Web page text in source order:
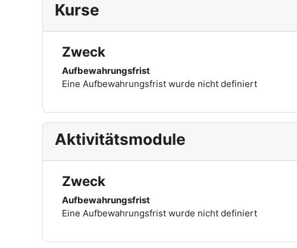
Kurse
Zweck
Aufbewahrungsfrist
Eine Aufbewahrungsfrist wurde nicht definiert
Aktivitätsmodule
Zweck
Aufbewahrungsfrist
Eine Aufbewahrungsfrist wurde nicht definiert